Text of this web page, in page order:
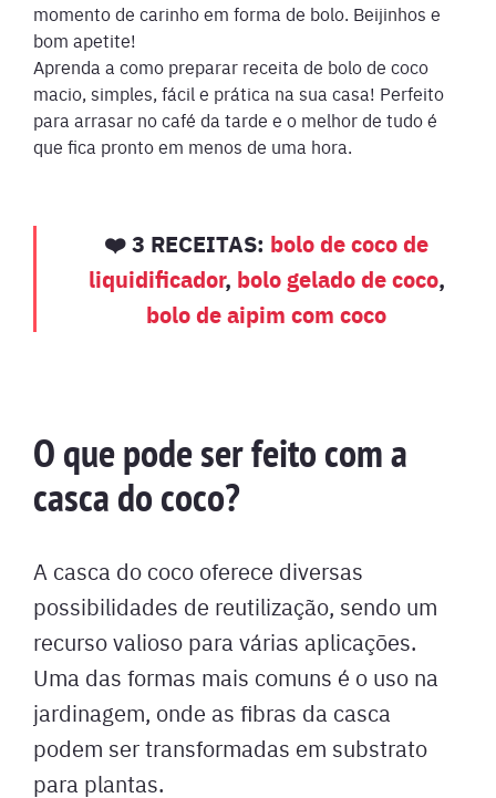
momento de carinho em forma de bolo. Beijinhos e
bom apetite!
Aprenda a como preparar receita de bolo de coco
macio, simples, fácil e prática na sua casa! Perfeito
para arrasar no café da tarde e o melhor de tudo é
que fica pronto em menos de uma hora.
❤️ 3 RECEITAS: bolo de coco de
liquidificador, bolo gelado de coco,
bolo de aipim com coco
O que pode ser feito com a
casca do coco?
A casca do coco oferece diversas
possibilidades de reutilização, sendo um
recurso valioso para várias aplicações.
Uma das formas mais comuns é o uso na
jardinagem, onde as fibras da casca
podem ser transformadas em substrato
para plantas.